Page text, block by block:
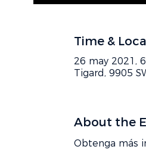
Time &
26 may 2021,
Tigard, 9905
About the
Obtenga más